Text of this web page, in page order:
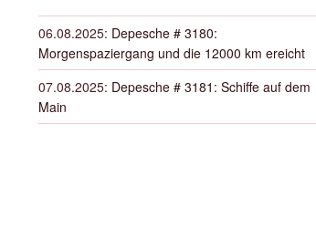
06.08.2025: Depesche # 3180:
Morgenspaziergang und die 12000 km ereicht
07.08.2025: Depesche # 3181: Schiffe auf dem
Main